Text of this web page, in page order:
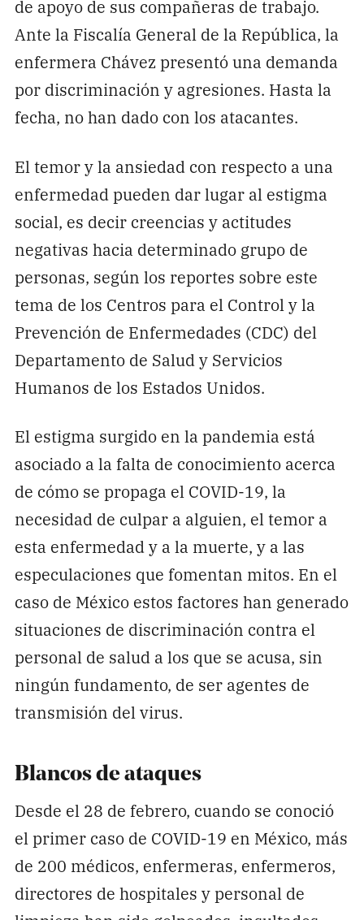
de apoyo de sus compañeras de trabajo.
Ante la Fiscalía General de la República, la
enfermera Chávez presentó una demanda
por discriminación y agresiones. Hasta la
fecha, no han dado con los atacantes.
El temor y la ansiedad con respecto a una
enfermedad pueden dar lugar al estigma
social, es decir creencias y actitudes
negativas hacia determinado grupo de
personas, según los reportes sobre este
tema de los Centros para el Control y la
Prevención de Enfermedades (CDC) del
Departamento de Salud y Servicios
Humanos de los Estados Unidos.
El estigma surgido en la pandemia está
asociado a la falta de conocimiento acerca
de cómo se propaga el COVID-19, la
necesidad de culpar a alguien, el temor a
esta enfermedad y a la muerte, y a las
especulaciones que fomentan mitos. En el
caso de México estos factores han generado
situaciones de discriminación contra el
personal de salud a los que se acusa, sin
ningún fundamento, de ser agentes de
transmisión del virus.
Blancos de ataques
Desde el 28 de febrero, cuando se conoció
el primer caso de COVID-19 en México, más
de 200 médicos, enfermeras, enfermeros,
directores de hospitales y personal de